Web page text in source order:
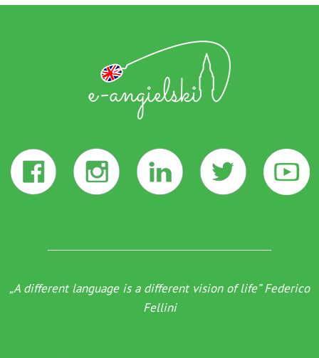
„A different language is a different vision of life” Federico
Fellini